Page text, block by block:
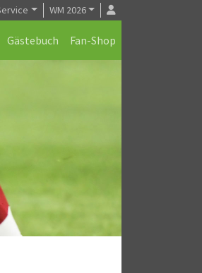
WM 2026
Gästebuch Fan-Shop